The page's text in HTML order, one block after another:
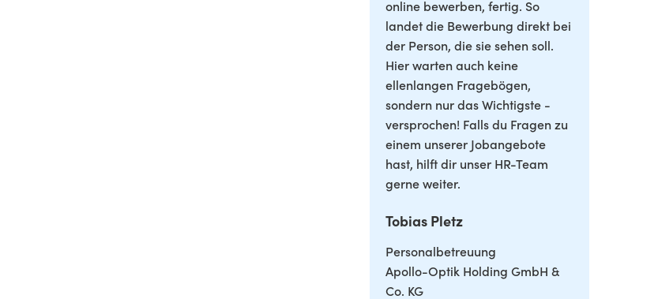
online bewerben, fertig. So
landet die Bewerbung direkt bei
der Person, die sie sehen soll.
Hier warten auch keine
ellenlangen Fragebögen,
sondern nur das Wichtigste -
versprochen! Falls du Fragen zu
einem unserer Jobangebote
hast, hilft dir unser HR-Team
gerne weiter.
Tobias Pletz
Personalbetreuung
Apollo-Optik Holding GmbH &
Co. KG